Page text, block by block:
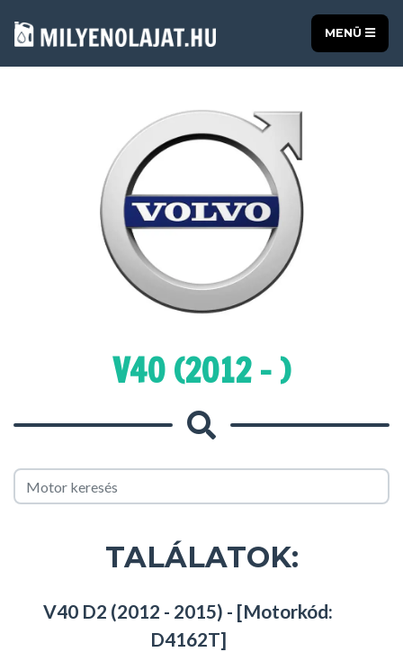
MENÜ
V40 (2012 - )
TALÁLATOK:
V40 D2 (2012 - 2015) - [Motorkód:
D4162T]